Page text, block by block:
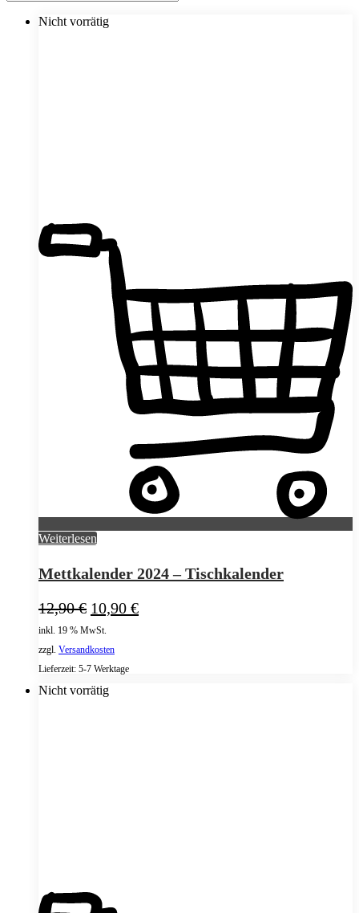
Nicht vorrätig
Weiterlesen
Mettkalender 2024 – Tischkalender
12,90€ Ursprünglicher
Preis
war:
12,90 €
10,90 €Aktueller
inkl. 19 % MwSt.
zzgl. Versandkosten
Lieferzeit: 5-7 Werktage
Nicht vorrätig